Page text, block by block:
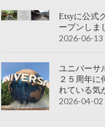
Etsyに公式
ープンしま
2026-06-13
ユニバーサ
２５周年に
れている気
2026-04-02